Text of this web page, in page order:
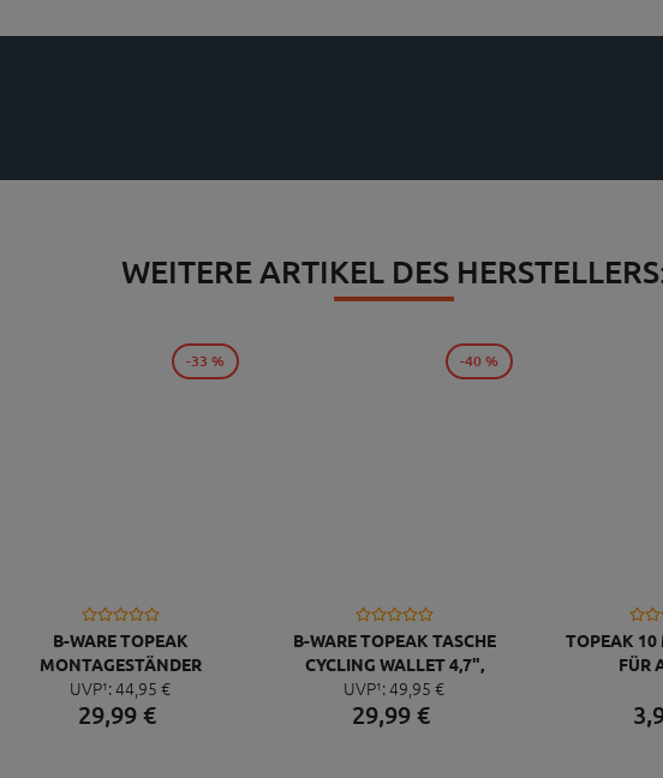
WEITERE ARTIKEL DES
B-WARE TOPEAK
MONTAGESTÄNDER
FLASHSTAND RX SCHWARZ,
SILBER
UVP¹:44, 95 €
29,99€
-33 %
B-WARE TOPEAK TASCHE
CYCLING WALLET 4,7",
SCHWARZ
UVP¹:49, 95 €
29,99€
-40 %
TOPEAK 10
FÜR
3,